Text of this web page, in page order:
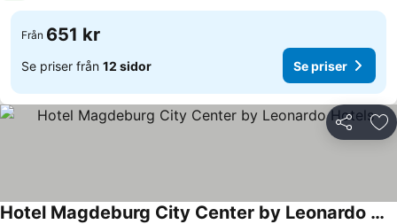
Från 651 kr
Se priser från 12 sidor Se priser
Dela
Hotel Magdeburg City Center by Leonardo Hotels